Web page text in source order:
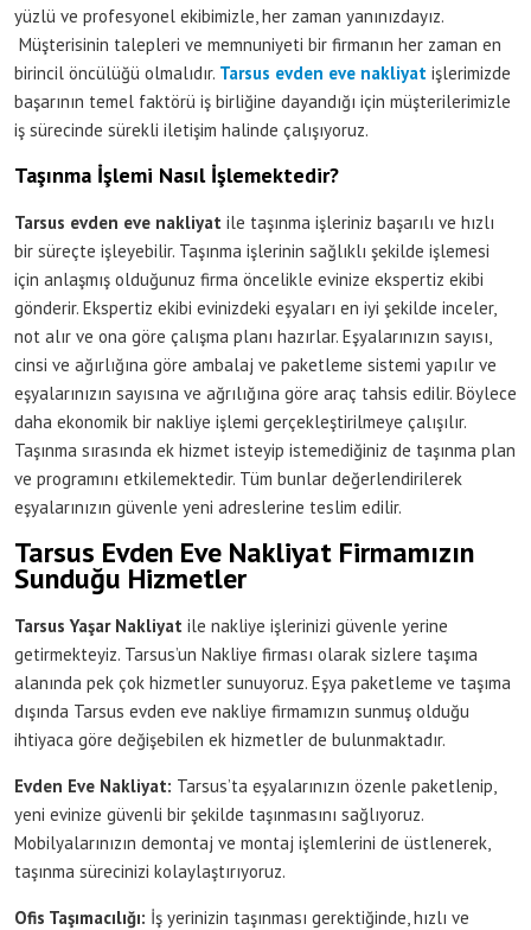
yüzlü ve profesyonel ekibimizle, her zaman yanınızdayız.
Müşterisinin talepleri ve memnuniyeti bir firmanın her zaman en
birincil öncülüğü olmalıdır. Tarsus evden eve nakliyat işlerimizde
başarının temel faktörü iş birliğine dayandığı için müşterilerimizle
iş sürecinde sürekli iletişim halinde çalışıyoruz.
Taşınma İşlemi Nasıl İşlemektedir?
Tarsus evden eve nakliyat ile taşınma işleriniz başarılı ve hızlı
bir süreçte işleyebilir. Taşınma işlerinin sağlıklı şekilde işlemesi
için anlaşmış olduğunuz firma öncelikle evinize ekspertiz ekibi
gönderir. Ekspertiz ekibi evinizdeki eşyaları en iyi şekilde inceler,
not alır ve ona göre çalışma planı hazırlar. Eşyalarınızın sayısı,
cinsi ve ağırlığına göre ambalaj ve paketleme sistemi yapılır ve
eşyalarınızın sayısına ve ağrılığına göre araç tahsis edilir. Böylece
daha ekonomik bir nakliye işlemi gerçekleştirilmeye çalışılır.
Taşınma sırasında ek hizmet isteyip istemediğiniz de taşınma plan
ve programını etkilemektedir. Tüm bunlar değerlendirilerek
eşyalarınızın güvenle yeni adreslerine teslim edilir.
Tarsus Evden Eve Nakliyat Firmamızın
Sunduğu Hizmetler
Tarsus Yaşar Nakliyat ile nakliye işlerinizi güvenle yerine
getirmekteyiz. Tarsus’un Nakliye firması olarak sizlere taşıma
alanında pek çok hizmetler sunuyoruz. Eşya paketleme ve taşıma
dışında Tarsus evden eve nakliye firmamızın sunmuş olduğu
ihtiyaca göre değişebilen ek hizmetler de bulunmaktadır.
Evden Eve Nakliyat: Tarsus’ta eşyalarınızın özenle paketlenip,
yeni evinize güvenli bir şekilde taşınmasını sağlıyoruz.
Mobilyalarınızın demontaj ve montaj işlemlerini de üstlenerek,
taşınma sürecinizi kolaylaştırıyoruz.
Ofis Taşımacılığı: İş yerinizin taşınması gerektiğinde, hızlı ve